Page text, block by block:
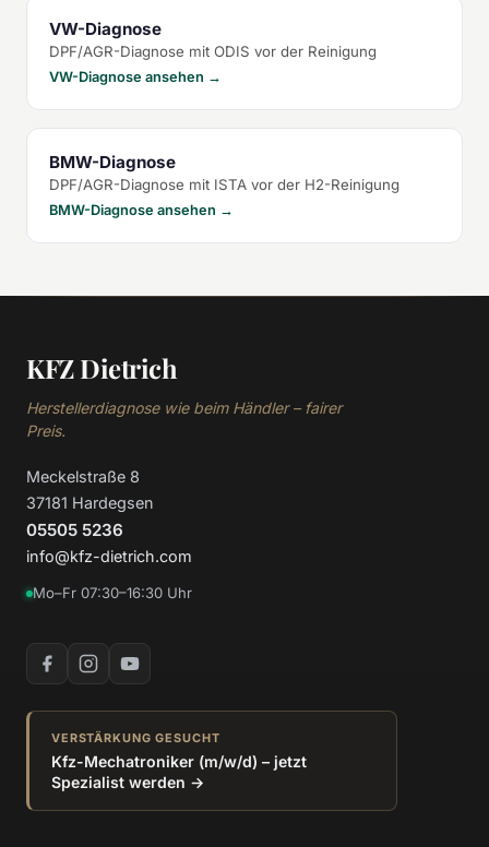
VW-Diagnose
DPF/AGR-Diagnose mit ODIS vor der Reinigung
VW-Diagnose ansehen →
BMW-Diagnose
DPF/AGR-Diagnose mit ISTA vor der H2-Reinigung
BMW-Diagnose ansehen →
KFZ Dietrich
Herstellerdiagnose wie beim Händler – fairer
Preis.
Meckelstraße 8
37181 Hardegsen
05505 5236
info@kfz-dietrich.com
Mo–Fr 07:30–16:30 Uhr
VERSTÄRKUNG GESUCHT
Kfz-Mechatroniker (m/w/d) – jetzt
Spezialist werden →